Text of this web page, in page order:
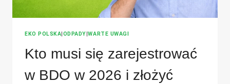
EKO POLSKA|ODPADY|WARTE UWAGI
Kto musi się zarejestrować
w BDO w 2026 i złożyć